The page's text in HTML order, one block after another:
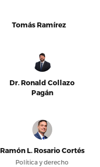
Tomás Ramírez
Dr. Ronald Collazo
Pagán
Ramón L. Rosario Cortés
Política y derecho